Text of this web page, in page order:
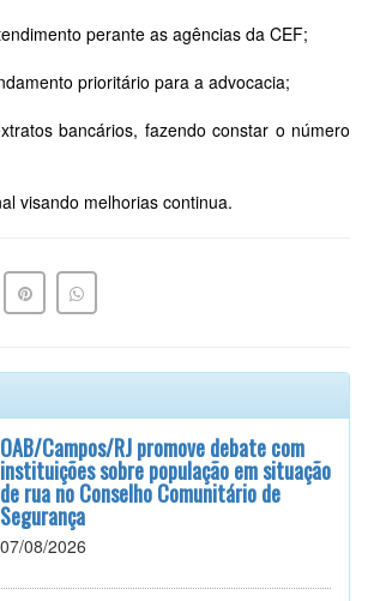
perante as agências da CEF;
prioritário para a advocacia;
bancários, fazendo constar o número
visando melhorias continua.
OAB/Campos/RJ promove debate com
instituições sobre população em situação
de rua no Conselho Comunitário de
Segurança
07/08/2026